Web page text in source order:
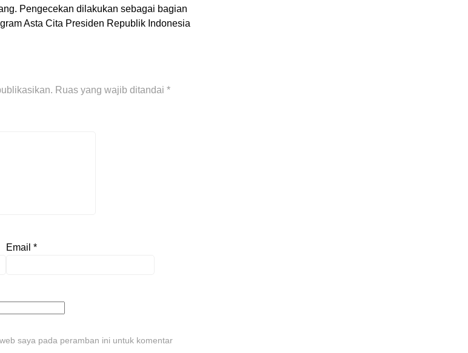
Pengecekan dilakukan sebagai bagian
Asta Cita Presiden Republik Indonesia
Ruas yang wajib ditandai *
Email *
saya pada peramban ini untuk komentar